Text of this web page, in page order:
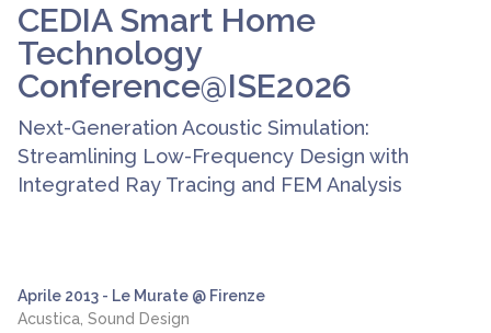
CEDIA Smart Home
Technology
Conference@ISE2026
Next-Generation Acoustic Simulation:
Streamlining Low-Frequency Design with
Integrated Ray Tracing and FEM Analysis
Aprile 2013 - Le Murate @ Firenze
Acustica, Sound Design